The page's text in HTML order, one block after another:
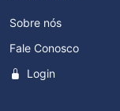
Sobre nós
Fale Conosco
Login